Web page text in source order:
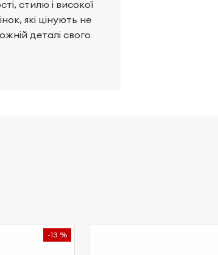
стилю і високої
які цінують не
деталі свого
-13 %